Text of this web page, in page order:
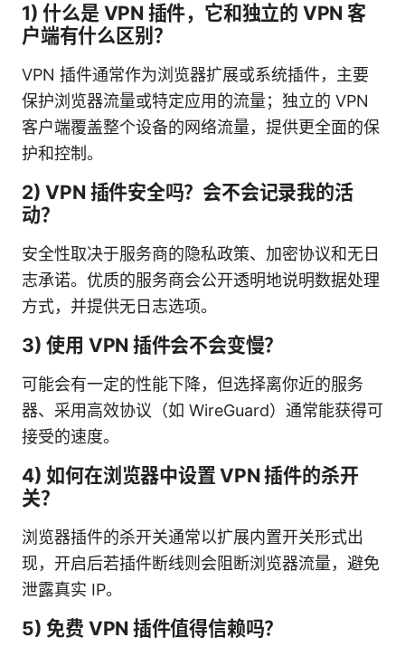
1) 什么是 VPN 插件，它和独立的 VPN 客
户端有什么区别？
VPN 插件通常作为浏览器扩展或系统插件，主要
保护浏览器流量或特定应用的流量；独立的 VPN
客户端覆盖整个设备的网络流量，提供更全面的保
护和控制。
2) VPN 插件安全吗？会不会记录我的活
动？
安全性取决于服务商的隐私政策、加密协议和无日
志承诺。优质的服务商会公开透明地说明数据处理
方式，并提供无日志选项。
3) 使用 VPN 插件会不会变慢？
可能会有一定的性能下降，但选择离你近的服务
器、采用高效协议（如 WireGuard）通常能获得可
接受的速度。
4) 如何在浏览器中设置 VPN 插件的杀开
关？
浏览器插件的杀开关通常以扩展内置开关形式出
现，开启后若插件断线则会阻断浏览器流量，避免
泄露真实 IP。
5) 免费 VPN 插件值得信赖吗？